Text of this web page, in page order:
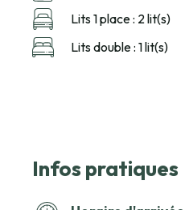
Lits 1 place : 2 lit(s)
Lits double : 1 lit(s)
Infos pratiques